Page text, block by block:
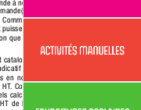
à notre Société,
précédente(s),
Commande et de livrer
prétendre à une
que ce soit.
sont établis
(TV
en nos entrepôts.
HT. Conformément aux
calculs de rabais ou
de l’article exprimé